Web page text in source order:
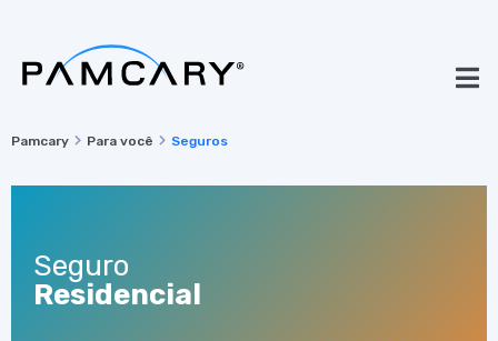
Pamcary Para você Seguros
Seguro
Residencial